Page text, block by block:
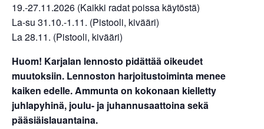
19.-27.11.2026 (Kaikki radat poissa käytöstä)
La-su 31.10.-1.11. (Pistooli, kivääri)
La 28.11. (Pistooli, kivääri)
Huom! Karjalan lennosto pidättää oikeudet
muutoksiin. Lennoston harjoitustoiminta menee
kaiken edelle. Ammunta on kokonaan kielletty
juhlapyhinä, joulu- ja juhannusaattoina sekä
pääsiäislauantaina.